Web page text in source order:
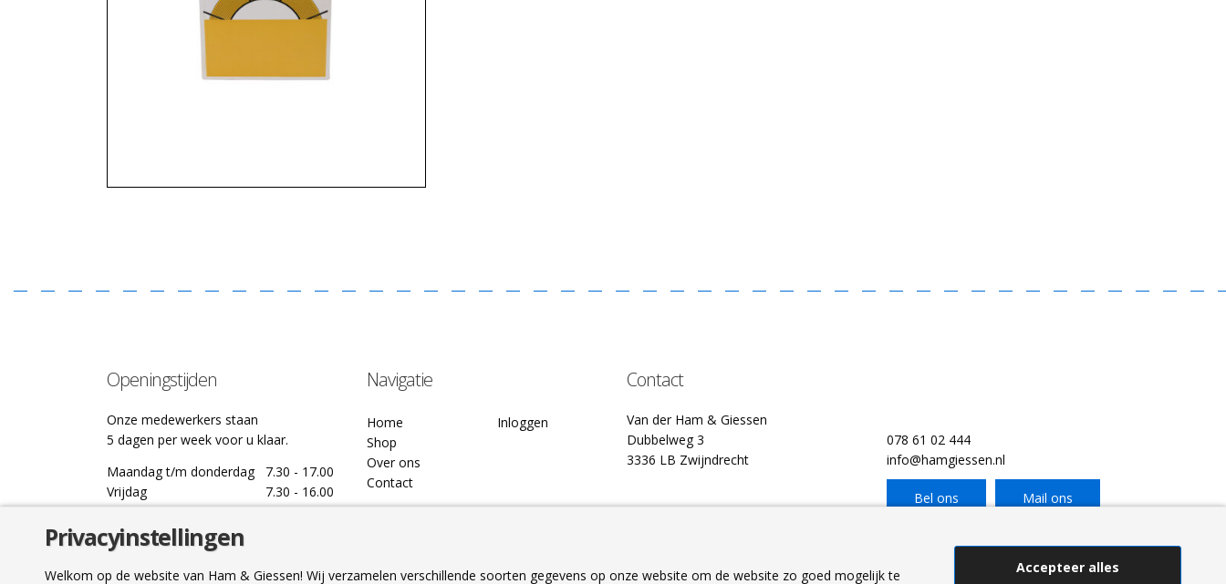
Openingstijden
Onze medewerkers staan
5 dagen per week voor u klaar.
Maandag t/m donderdag
7.30 - 17.00
Vrijdag
7.30 - 16.00
Navigatie
Home
Shop
Over ons
Contact
Inloggen
Contact
Van der Ham & Giessen
Dubbelweg 3
3336 LB Zwijndrecht
078 61 02 444
info@hamgiessen.nl
Bel ons Mail ons
Privacyinstellingen
Welkom op de website van Ham & Giessen! Wij verzamelen verschillende soorten gegevens op onze website om de website zo goed mogelijk te Accepteer alles